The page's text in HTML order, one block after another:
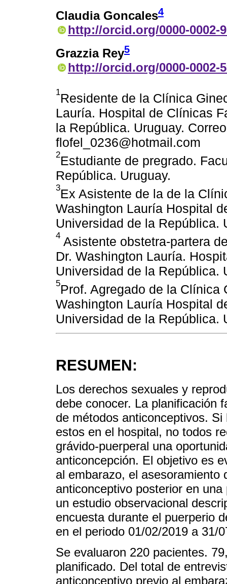
Claudia Goncales4
http://orcid.org/0000-0002-
Grazzia Rey5
http://orcid.org/0000-0002-
1Residente de la Clínica
Lauría. Hospital de Clínicas
la República. Uruguay.
flofel_0236@hotmail.com
2Estudiante de pregrado.
República. Uruguay.
3Ex Asistente de la de la
Washington Lauría Hospital
Universidad de la República.
4 Asistente obstetra-partera
Dr. Washington Lauría.
Universidad de la República.
5Prof. Agregado de la Clínica
Washington Lauría Hospital
Universidad de la República.
RESUMEN:
Los derechos sexuales y
debe conocer. La planificación
de métodos anticonceptivos.
estos en el hospital, no todos
grávido-puerperal una
anticoncepción. El objetivo es
al embarazo, el asesoramiento
anticonceptivo posterior en
un estudio observacional
encuesta durante el puerperio
en el periodo 01/02/2019 a 31/
Se evaluaron 220 pacientes.
planificado. Del total de
anticonceptivo previo al